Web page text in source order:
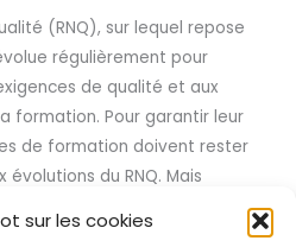
sur les cookies
(RNQ), sur lequel repose
régulièrement pour
de qualité et aux
formation. Pour garantir leur
de formation doivent rester
du RNQ. Mais